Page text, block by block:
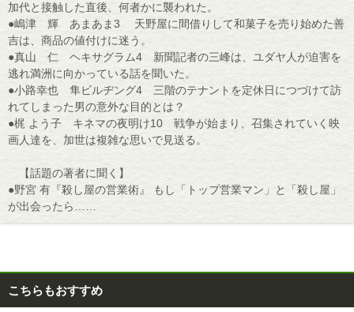
加代と接触した直後、何者かに襲われた。
●嶋津 輝 あまあま3 天野屋に間借りして和菓子を売り始めた善
吉は、商品の値付けに迷う。
●真山 仁 ヘキサグラム4 新聞記者の三峰は、ユダヤ人が迫害を
逃れ満洲に向かっている話を聞いた。
●小路幸也 隼ビルヂング4 三階のテナントを定休日につづけて訪
れてしまった男の意外な目的とは？
●梶 よう子 キネマの夜明け10 戦争が始まり、召集されていく映
画人達を、加世は複雑な思いで見送る。
【話題の著者に聞く】
●野宮 有『殺し屋の営業術』 もし「トップ営業マン」と「殺し屋」
が出会ったら……
こちらもおすすめ